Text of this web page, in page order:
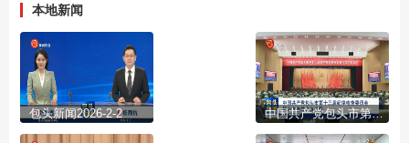
本地新闻
包头新闻2026-2-2 中国共产党包头市第十三届纪律检查委员会第六次全体会议公报